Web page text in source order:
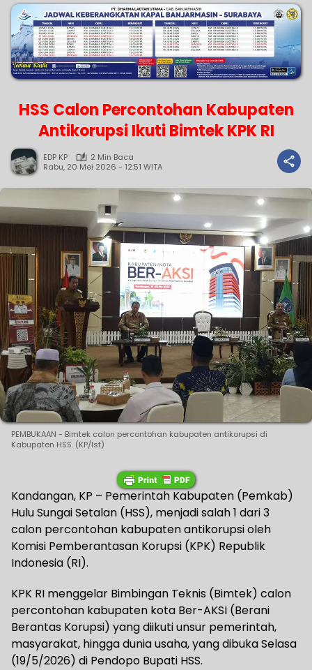
HSS Calon Percontohan Kabupaten
Antikorupsi Ikuti Bimtek KPK RI
EDP KP
2 Min Baca
Rabu, 20 Mei 2026 - 12:51 WITA
PEMBUKAAN - Bimtek calon percontohan kabupaten antikorupsi di
Kabupaten HSS. (KP/Ist)
Kandangan, KP – Pemerintah Kabupaten (Pemkab)
Hulu Sungai Setalan (HSS), menjadi salah 1 dari 3
calon percontohan kabupaten antikorupsi oleh
Komisi Pemberantasan Korupsi (KPK) Republik
Indonesia (RI).
KPK RI menggelar Bimbingan Teknis (Bimtek) calon
percontohan kabupaten kota Ber-AKSI (Berani
Berantas Korupsi) yang diikuti unsur pemerintah,
masyarakat, hingga dunia usaha, yang dibuka Selasa
(19/5/2026) di Pendopo Bupati HSS.